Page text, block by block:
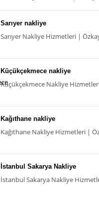
Sarıyer nakliye
Sarıyer Nakliye Hizmetleri |
Küçükçekmece nakliye
Küçükçekmece Nakliye
Kağıthane nakliye
Kağıthane Nakliye Hizmetleri |
İstanbul Sakarya Nakliye
İstanbul Sakarya Nakliye